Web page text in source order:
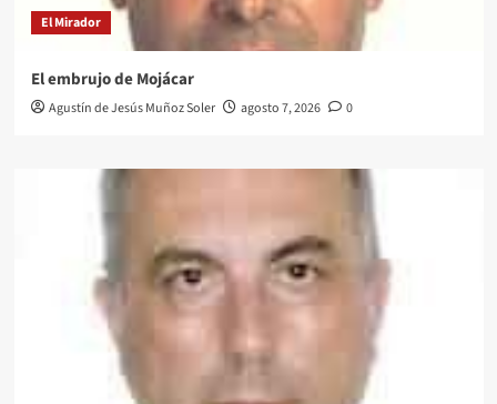
El Mirador
El embrujo de Mojácar
Agustín de Jesús Muñoz Soler agosto 7, 2026 0